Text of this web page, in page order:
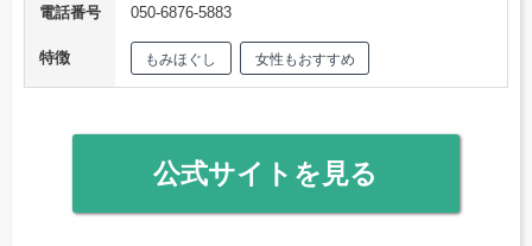
電話番号
050-6876-5883
特徴 もみほぐし 女性もおすすめ
公式サイトを見る